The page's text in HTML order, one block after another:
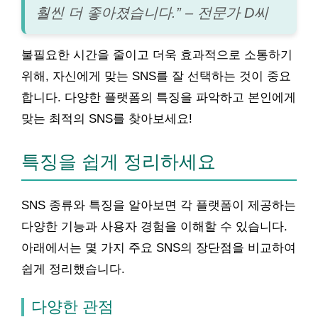
훨씬 더 좋아졌습니다.” – 전문가 D씨
불필요한 시간을 줄이고 더욱 효과적으로 소통하기
위해, 자신에게 맞는 SNS를 잘 선택하는 것이 중요
합니다. 다양한 플랫폼의 특징을 파악하고 본인에게
맞는 최적의 SNS를 찾아보세요!
특징을 쉽게 정리하세요
SNS 종류와 특징을 알아보면 각 플랫폼이 제공하는
다양한 기능과 사용자 경험을 이해할 수 있습니다.
아래에서는 몇 가지 주요 SNS의 장단점을 비교하여
쉽게 정리했습니다.
다양한 관점